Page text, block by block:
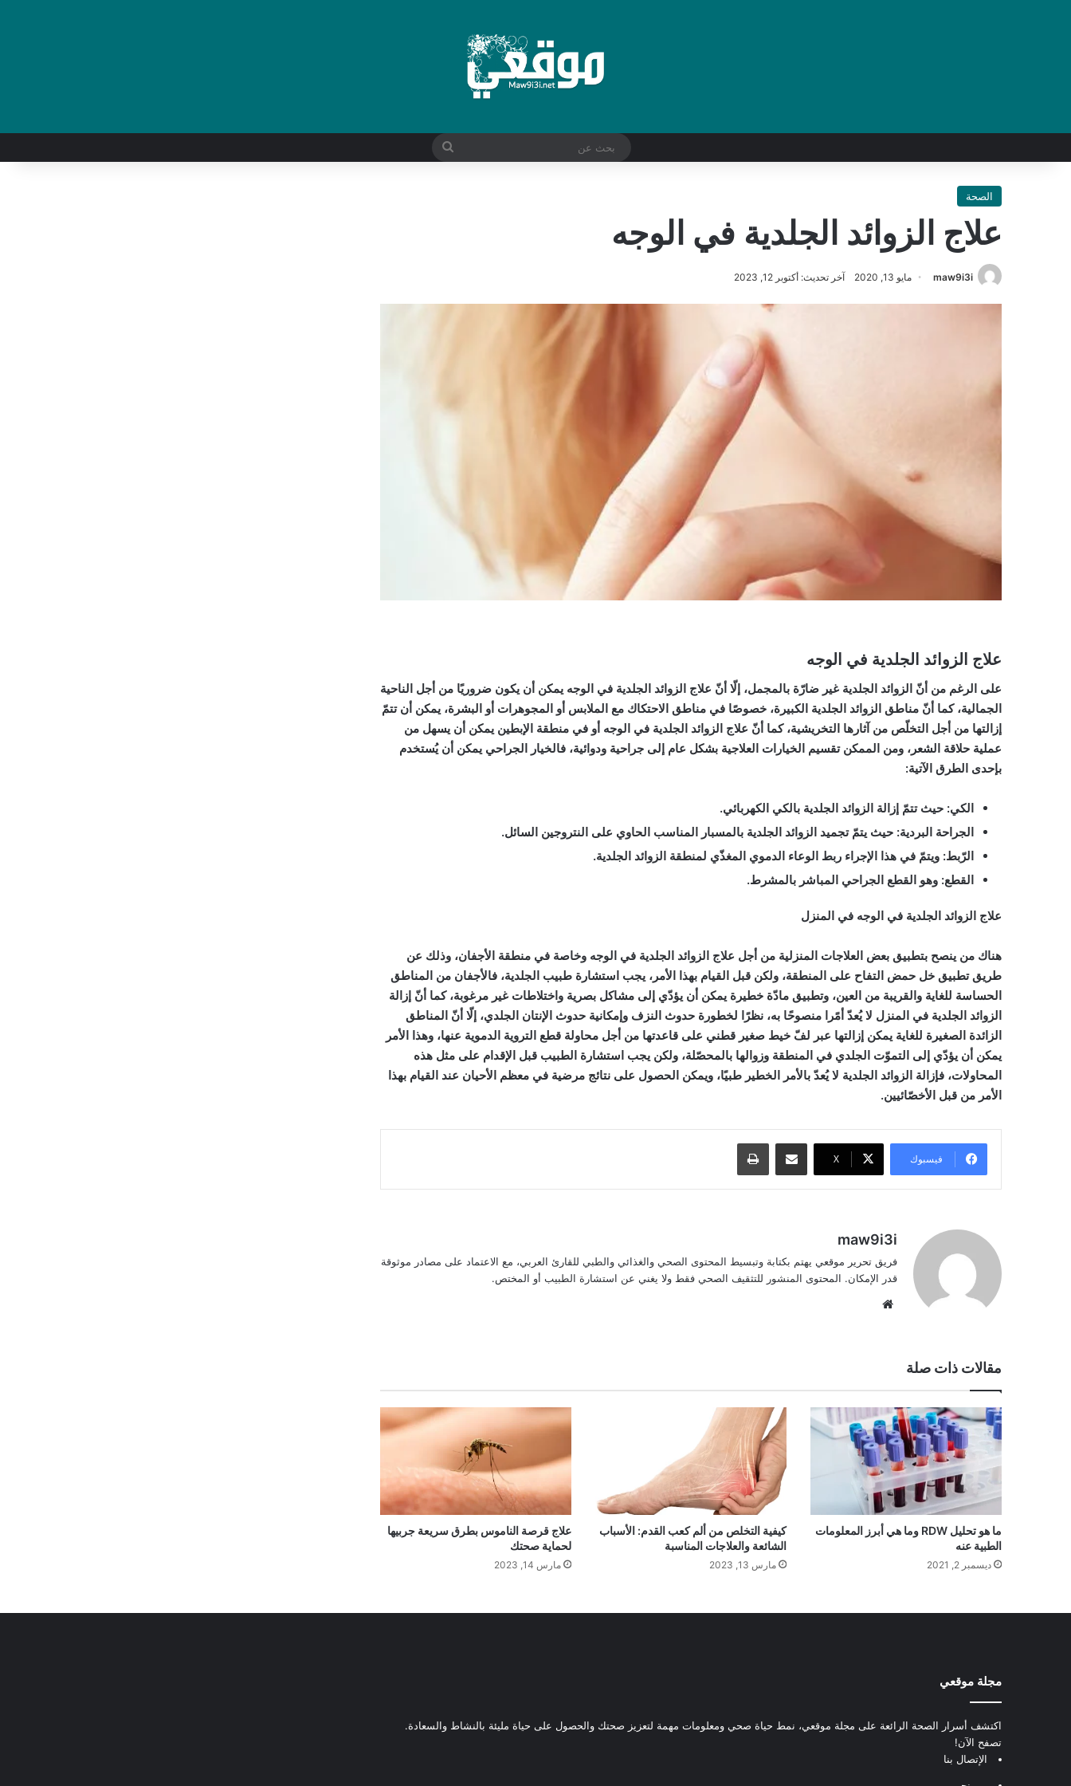
بحث
الصحة
علاج الزوائد الجلدية في الوجه
maw9i3i مايو 13, 2020 آخر تحديث: أكتوبر 12, 2023
علاج الزوائد الجلدية في الوجه
على الرغم من أنّ الزوائد الجلدية غير ضارّة بالمجمل، إلّا أنّ علاج الزوائد الجلدية في الوجه يمكن أن يكون ضروريًا من أجل الناحية
الجمالية، كما أنّ مناطق الزوائد الجلدية الكبيرة، خصوصًا في مناطق الاحتكاك مع الملابس أو المجوهرات أو البشرة، يمكن أن تتمّ
إزالتها من أجل التخلّص من آثارها التخريشية، كما أنّ علاج الزوائد الجلدية في الوجه أو في منطقة الإبطين يمكن أن يسهل من
عملية حلاقة الشعر، ومن الممكن تقسيم الخيارات العلاجية بشكل عام إلى جراحية ودوائية، فالخيار الجراحي يمكن أن يُستخدم
بإحدى الطرق الآتية:
الكي: حيث تتمّ إزالة الزوائد الجلدية بالكي الكهربائي.
الجراحة البردية: حيث يتمّ تجميد الزوائد الجلدية بالمسبار المناسب الحاوي على النتروجين السائل.
الرّبط: ويتمّ في هذا الإجراء ربط الوعاء الدموي المغذّي لمنطقة الزوائد الجلدية.
القطع: وهو القطع الجراحي المباشر بالمشرط.
علاج الزوائد الجلدية في الوجه في المنزل
هناك من ينصح بتطبيق بعض العلاجات المنزلية من أجل علاج الزوائد الجلدية في الوجه وخاصة في منطقة الأجفان، وذلك عن
طريق تطبيق خل حمض التفاح على المنطقة، ولكن قبل القيام بهذا الأمر، يجب استشارة طبيب الجلدية، فالأجفان من المناطق
الحساسة للغاية والقريبة من العين، وتطبيق مادّة خطيرة يمكن أن يؤدّي إلى مشاكل بصرية واختلاطات غير مرغوبة، كما أنّ إزالة
الزوائد الجلدية في المنزل لا يُعدّ أمًرا منصوحًا به، نظرًا لخطورة حدوث النزف وإمكانية حدوث الإنتان الجلدي، إلّا أنّ المناطق
الزائدة الصغيرة للغاية يمكن إزالتها عبر لفّ خيط صغير قطني على قاعدتها من أجل محاولة قطع التروية الدموية عنها، وهذا الأمر
يمكن أن يؤدّي إلى التموّت الجلدي في المنطقة وزوالها بالمحصّلة، ولكن يجب استشارة الطبيب قبل الإقدام على مثل هذه
المحاولات، فإزالة الزوائد الجلدية لا يُعدّ بالأمر الخطير طبيًا، ويمكن الحصول على نتائج مرضية في معظم الأحيان عند القيام بهذا
الأمر من قبل الأخصّائيين.
فيسبوك ‫X
مشاركة عبر البريد طباعة
maw9i3i
فريق تحرير موقعي يهتم بكتابة وتبسيط المحتوى الصحي والغذائي والطبي للقارئ العربي، مع الاعتماد على مصادر موثوقة
قدر الإمكان. المحتوى المنشور للتثقيف الصحي فقط ولا يغني عن استشارة الطبيب أو المختص.
مقالات ذات صلة
ما هو تحليل RDW وما هي أبرز المعلومات
الطبية عنه
ديسمبر 2, 2021
كيفية التخلص من ألم كعب القدم: الأسباب
الشائعة والعلاجات المناسبة
مارس 13, 2023
علاج قرصة الناموس بطرق سريعة جربيها
لحماية صحتك
مارس 14, 2023
مجلة موقعي
اكتشف أسرار الصحة الرائعة على مجلة موقعي، نمط حياة صحي ومعلومات مهمة لتعزيز صحتك والحصول على حياة مليئة بالنشاط والسعادة.
تصفح الآن!
الإتصال بنا